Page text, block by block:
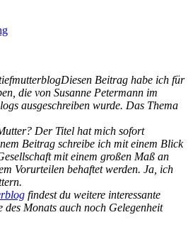
Diesen Beitrag habe ich für
die von Susanne Petermann im
ausgeschreiben wurde. Das Thema
Der Titel hat mich sofort
Beitrag schreibe ich mit einem Blick
mit einem großen Maß an
Vorurteilen behaftet werden. Ja, ich
findest du weitere interessante
des Monats auch noch Gelegenheit